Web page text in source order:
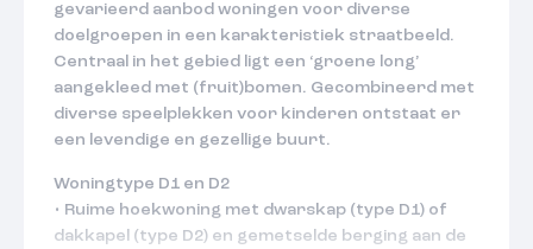
gevarieerd aanbod woningen voor diverse
doelgroepen in een karakteristiek straatbeeld.
Centraal in het gebied ligt een ‘groene long’
aangekleed met (fruit)bomen. Gecombineerd met
diverse speelplekken voor kinderen ontstaat er
een levendige en gezellige buurt.
Woningtype D1 en D2
• Ruime hoekwoning met dwarskap (type D1) of
dakkapel (type D2) en gemetselde berging aan de